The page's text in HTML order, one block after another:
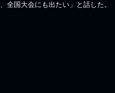
全国大会にも出たい」と話した。